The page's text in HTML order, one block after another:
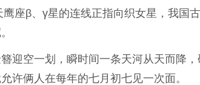
座β、γ星的连线正指向织女星，我国
迎空一划，瞬时间一条天河从天而降
许俩人在每年的七月初七见一次面。